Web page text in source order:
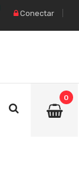
Conectar
0